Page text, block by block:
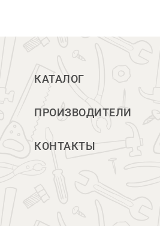
КАТАЛОГ
ПРОИЗВОДИТЕЛИ
КОНТАКТЫ